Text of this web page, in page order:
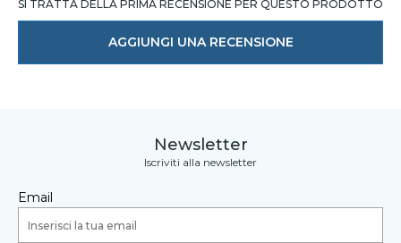
SI TRATTA DELLA PRIMA RECENSIONE PER QUESTO PRODOTTO
AGGIUNGI UNA RECENSIONE
Newsletter
Iscriviti alla newsletter
Email